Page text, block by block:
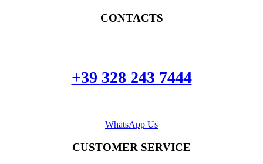
CONTACTS
+39 328 243 7444
WhatsApp Us
CUSTOMER SERVICE